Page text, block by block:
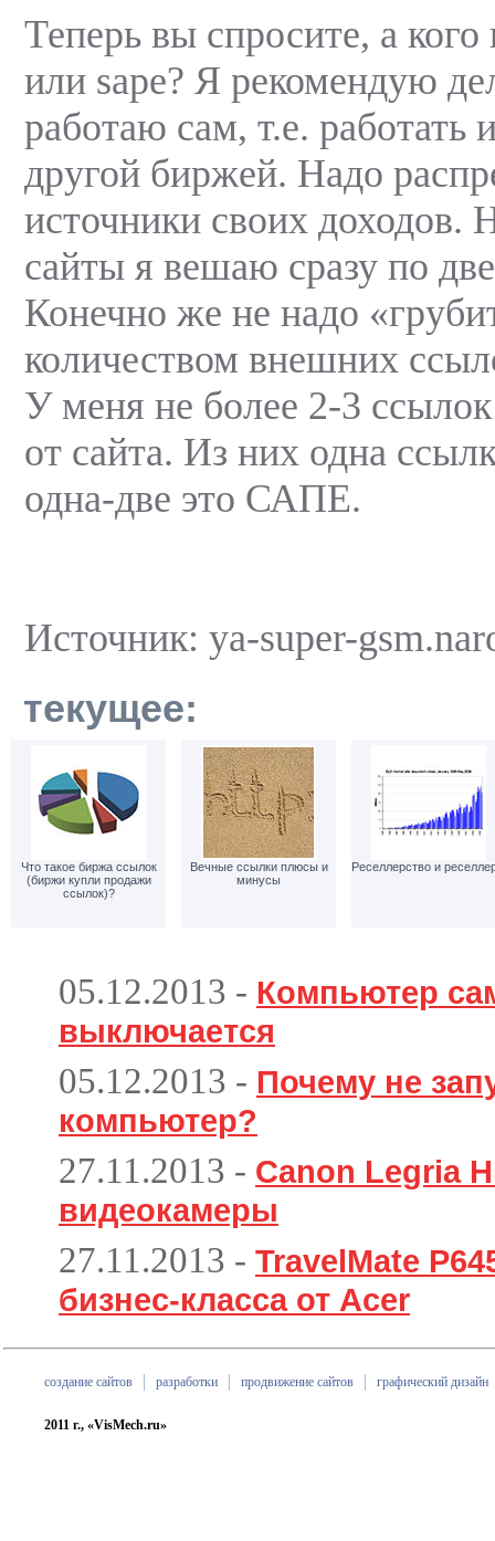
Теперь вы спросите, а
или sape? Я рекомендую
работаю сам, т.е. работать
другой биржей. Надо
источники своих доходов.
сайты я вешаю сразу по
Конечно же не надо
количеством внешних
У меня не более 2-3
от сайта. Из них одна
одна-две это САПЕ.
Источник: ya-super-
текущее:
Что такое биржа ссылок
(биржи купли продажи
ссылок)?
Вечные ссылки плюсы и
минусы
Реселлерство и
05.12.2013 - Компьютер
выключается
05.12.2013 - Почему не
компьютер?
27.11.2013 - Canon Legria
видеокамеры
27.11.2013 - TravelMate
бизнес-класса от Acer
создание сайтов разработки продвижение сайтов графический дизайн
2011 г., «VisMech.ru»